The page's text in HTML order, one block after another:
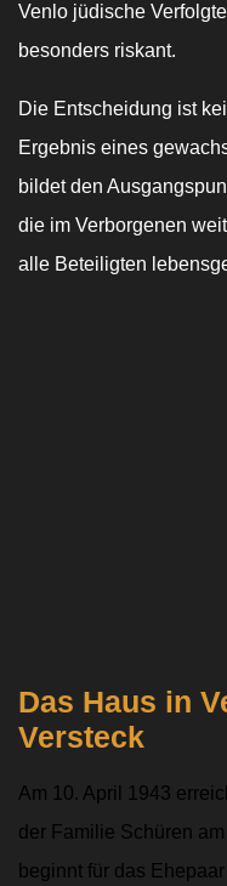
Venlo jüdische
besonders riskant.
Die Entscheidung ist
Ergebnis eines
bildet den
die im Verborgenen
alle Beteiligten
Das Haus in
Versteck
Am 10. April 1943
der Familie Schüren
beginnt für das